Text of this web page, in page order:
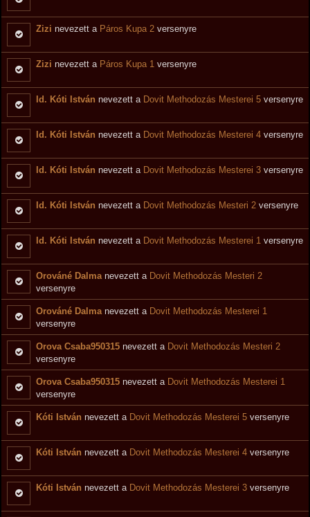
Zizi nevezett a Páros Kupa 2 versenyre
Zizi nevezett a Páros Kupa 1 versenyre
Id. Kóti István nevezett a Dovit Methodozás Mesterei 5 versenyre
Id. Kóti István nevezett a Dovit Methodozás Mesterei 4 versenyre
Id. Kóti István nevezett a Dovit Methodozás Mesterei 3 versenyre
Id. Kóti István nevezett a Dovit Methodozás Mesteri 2 versenyre
Id. Kóti István nevezett a Dovit Methodozás Mesterei 1 versenyre
Orováné Dalma nevezett a Dovit Methodozás Mesteri 2
versenyre
Orováné Dalma nevezett a Dovit Methodozás Mesterei 1
versenyre
Orova Csaba950315 nevezett a Dovit Methodozás Mesteri 2
versenyre
Orova Csaba950315 nevezett a Dovit Methodozás Mesterei 1
versenyre
Kóti István nevezett a Dovit Methodozás Mesterei 5 versenyre
Kóti István nevezett a Dovit Methodozás Mesterei 4 versenyre
Kóti István nevezett a Dovit Methodozás Mesterei 3 versenyre